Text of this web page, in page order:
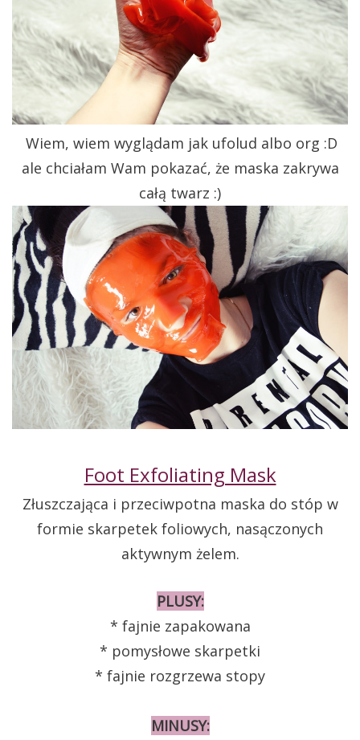
Wiem, wiem wyglądam jak ufolud albo org :D
ale chciałam Wam pokazać, że maska zakrywa
całą twarz :)
Foot Exfoliating Mask
Złuszczająca i przeciwpotna maska do stóp w
formie skarpetek foliowych, nasączonych
aktywnym żelem.
PLUSY:
* fajnie zapakowana
* pomysłowe skarpetki
* fajnie rozgrzewa stopy
MINUSY: